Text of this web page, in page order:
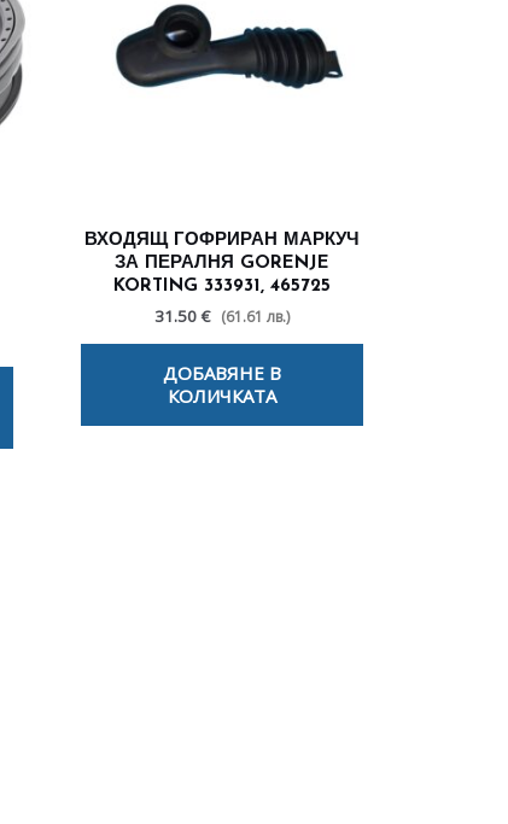
ВХОДЯЩ ГОФРИРАН МАРКУЧ
ЗА ПЕРАЛНЯ GORENJE
KORTING 333931, 465725
31.50 € (61.61 лв.)
ДОБАВЯНЕ В
КОЛИЧКАТА